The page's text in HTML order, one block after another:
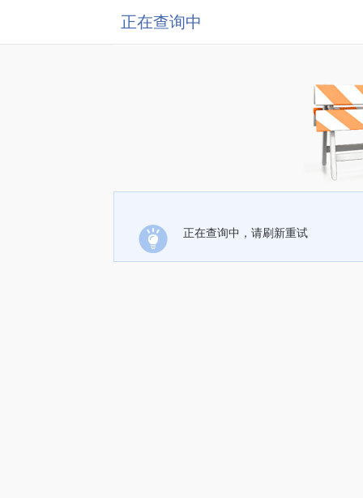
正在查询中
正在查询中，请刷新重试